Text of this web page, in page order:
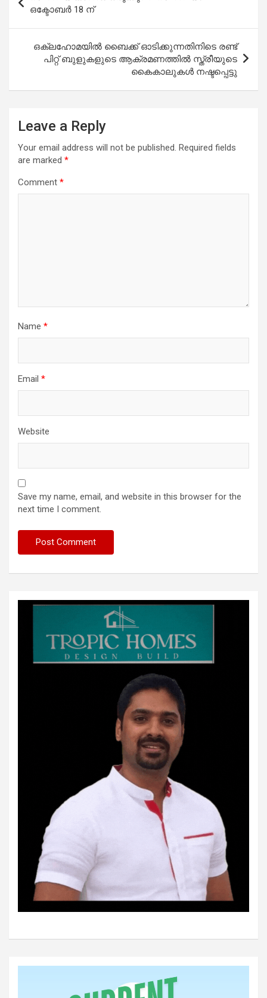
navigation
ഒക്ടോബര്‍ 18 ന്
ഒക്ലഹോമയിൽ ബൈക്ക് ഓടിക്കുന്നതിനിടെ രണ്ട്
പിറ്റ് ബുളുകളുടെ ആക്രമണത്തിൽ സ്ത്രീയുടെ
കൈകാലുകൾ നഷ്ടപ്പെട്ടു
Leave a Reply
Your email address will not be published. Required fields
are marked *
Comment *
Name *
Email *
Website
Save my name, email, and website in this browser for the
next time I comment.